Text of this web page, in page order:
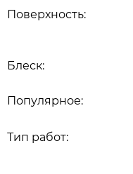
Поверхность:
Блеск:
Популярное:
Тип работ: